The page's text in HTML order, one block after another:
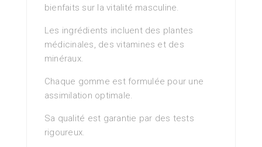
bienfaits sur la vitalité masculine.
Les ingrédients incluent des plantes
médicinales, des vitamines et des
minéraux.
Chaque gomme est formulée pour une
assimilation optimale.
Sa qualité est garantie par des tests
rigoureux.